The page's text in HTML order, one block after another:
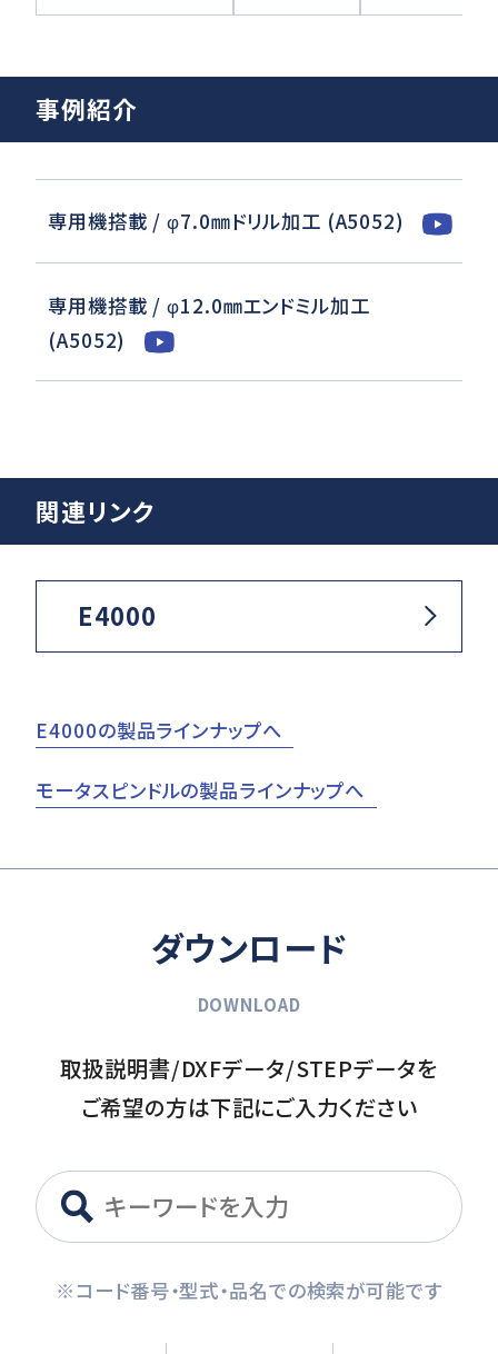
事例紹介
専用機搭載 / φ7.0㎜ドリル加工 (A5052)
専用機搭載 / φ12.0㎜エンドミル加工
(A5052)
関連リンク
E4000
E4000の製品ラインナップへ
モータスピンドルの製品ラインナップへ
ダウンロード
DOWNLOAD
取扱説明書/DXFデータ/STEPデータを
ご希望の方は下記にご入力ください
※コード番号・型式・品名での検索が可能です